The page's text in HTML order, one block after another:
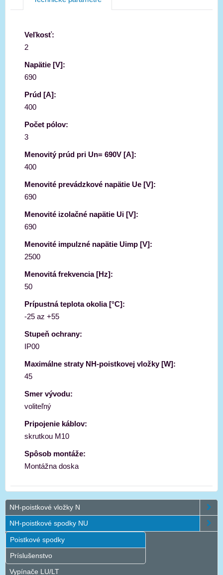
Veľkosť:
2
Napätie [V]:
690
Prúd [A]:
400
Počet pólov:
3
Menovitý prúd pri Un= 690V [A]:
400
Menovité prevádzkové napätie Ue [V]:
690
Menovité izolačné napätie Ui [V]:
690
Menovité impulzné napätie Uimp [V]:
2500
Menovitá frekvencia [Hz]:
50
Prípustná teplota okolia [°C]:
-25 az +55
Stupeň ochrany:
IP00
Maximálne straty NH-poistkovej vložky [W]:
45
Smer vývodu:
voliteľný
Pripojenie káblov:
skrutkou M10
Spôsob montáže:
Montážna doska
NH-poistkové vložky N
NH-poistkové spodky NU
Poistkové spodky
Príslušenstvo
Vypínače LU/LT